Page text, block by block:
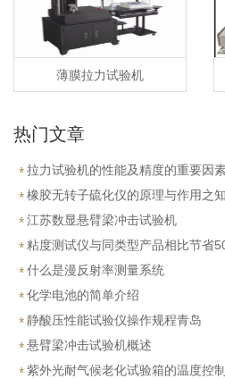
薄膜拉力试验机
热门文章
拉力试验机的性能及精度的重要因素
橡胶无转子硫化仪的原理与作用之
江苏数显悬臂梁冲击试验机
粘度测试仪与同类型产品相比节省
什么是漫反射率测量系统
化学电池的简单介绍
静酸压性能试验仪操作规程青岛
悬臂梁冲击试验机概述
紫外光耐气候老化试验箱的温度控制